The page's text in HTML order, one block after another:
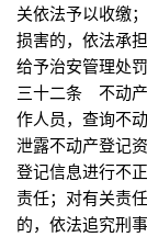
关依法予以收缴
损害的，依法承
给予治安管理
三十二条 不动产
作人员，查询不
泄露不动产登记
登记信息进行不
责任；对有关责
的，依法追究